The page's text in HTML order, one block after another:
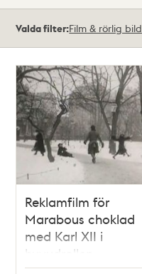
träffar
Valda filter:Film & rörlig bild
Reklamfilm för
Marabous choklad
med Karl XII i
huvudrollen.